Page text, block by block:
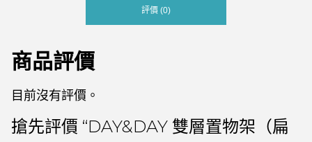
評價 (0)
商品評價
目前沒有評價。
搶先評價 “DAY&DAY 雙層置物架（扁